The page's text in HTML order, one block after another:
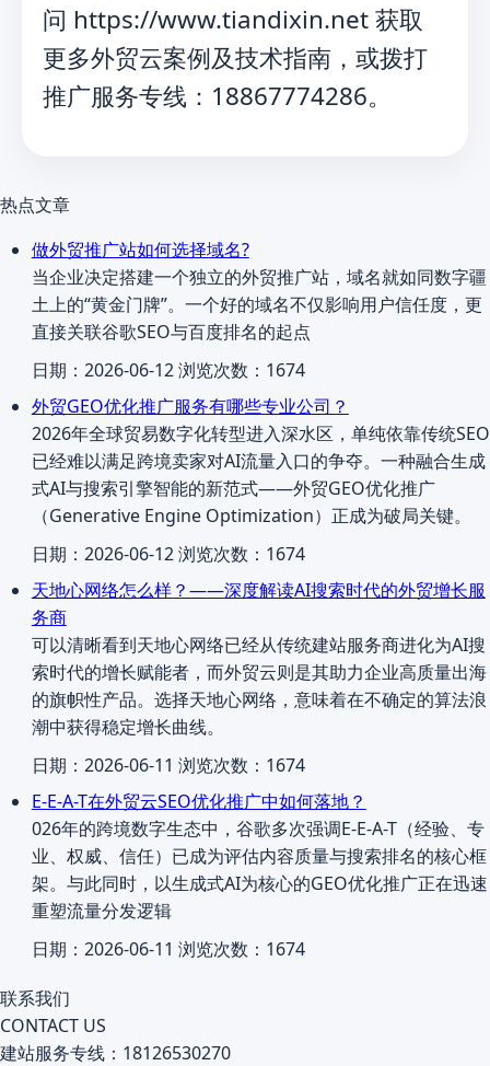
问 https://www.tiandixin.net 获取
更多外贸云案例及技术指南，或拨打
推广服务专线：18867774286。
热点文章
做外贸推广站如何选择域名?
当企业决定搭建一个独立的外贸推广站，域名就如同数字疆
土上的“黄金门牌”。一个好的域名不仅影响用户信任度，更
直接关联谷歌SEO与百度排名的起点
日期：2026-06-12 浏览次数：1674
外贸GEO优化推广服务有哪些专业公司？
2026年全球贸易数字化转型进入深水区，单纯依靠传统SEO
已经难以满足跨境卖家对AI流量入口的争夺。一种融合生成
式AI与搜索引擎智能的新范式——外贸GEO优化推广
（Generative Engine Optimization）正成为破局关键。
日期：2026-06-12 浏览次数：1674
天地心网络怎么样？——深度解读AI搜索时代的外贸增长服
务商
可以清晰看到天地心网络已经从传统建站服务商进化为AI搜
索时代的增长赋能者，而外贸云则是其助力企业高质量出海
的旗帜性产品。选择天地心网络，意味着在不确定的算法浪
潮中获得稳定增长曲线。
日期：2026-06-11 浏览次数：1674
E-E-A-T在外贸云SEO优化推广中如何落地？
026年的跨境数字生态中，谷歌多次强调E-E-A-T（经验、专
业、权威、信任）已成为评估内容质量与搜索排名的核心框
架。与此同时，以生成式AI为核心的GEO优化推广正在迅速
重塑流量分发逻辑
日期：2026-06-11 浏览次数：1674
联系我们
CONTACT US
建站服务专线：18126530270